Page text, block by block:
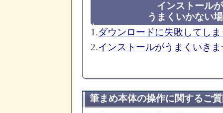
インストールが
うまくいかない
1.ダウンロードに失敗してし
2.インストールがうまくいき
筆まめ本体の操作に関するご